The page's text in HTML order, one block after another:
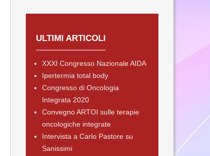
ULTIMI ARTICOLI
XXXI Congresso Nazionale AIDA
Ipertermia total body
Congresso di Oncologia
Integrata 2020
Convegno ARTOI sulle terapie
oncologiche integrate
Intervista a Carlo Pastore su
Sanissimi